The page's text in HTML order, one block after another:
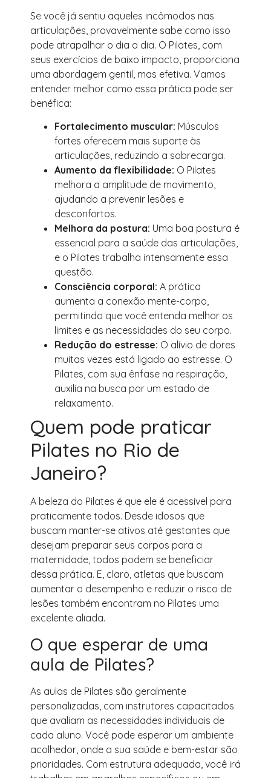
Se você já sentiu aqueles incômodos nas
articulações, provavelmente sabe como isso
pode atrapalhar o dia a dia. O Pilates, com
seus exercícios de baixo impacto, proporciona
uma abordagem gentil, mas efetiva. Vamos
entender melhor como essa prática pode ser
benéfica:
Fortalecimento muscular: Músculos
fortes oferecem mais suporte às
articulações, reduzindo a sobrecarga.
Aumento da flexibilidade: O Pilates
melhora a amplitude de movimento,
ajudando a prevenir lesões e
desconfortos.
Melhora da postura: Uma boa postura é
essencial para a saúde das articulações,
e o Pilates trabalha intensamente essa
questão.
Consciência corporal: A prática
aumenta a conexão mente-corpo,
permitindo que você entenda melhor os
limites e as necessidades do seu corpo.
Redução do estresse: O alívio de dores
muitas vezes está ligado ao estresse. O
Pilates, com sua ênfase na respiração,
auxilia na busca por um estado de
relaxamento.
Quem pode praticar
Pilates no Rio de
Janeiro?
A beleza do Pilates é que ele é acessível para
praticamente todos. Desde idosos que
buscam manter-se ativos até gestantes que
desejam preparar seus corpos para a
maternidade, todos podem se beneficiar
dessa prática. E, claro, atletas que buscam
aumentar o desempenho e reduzir o risco de
lesões também encontram no Pilates uma
excelente aliada.
O que esperar de uma
aula de Pilates?
As aulas de Pilates são geralmente
personalizadas, com instrutores capacitados
que avaliam as necessidades individuais de
cada aluno. Você pode esperar um ambiente
acolhedor, onde a sua saúde e bem-estar são
prioridades. Com estrutura adequada, você irá